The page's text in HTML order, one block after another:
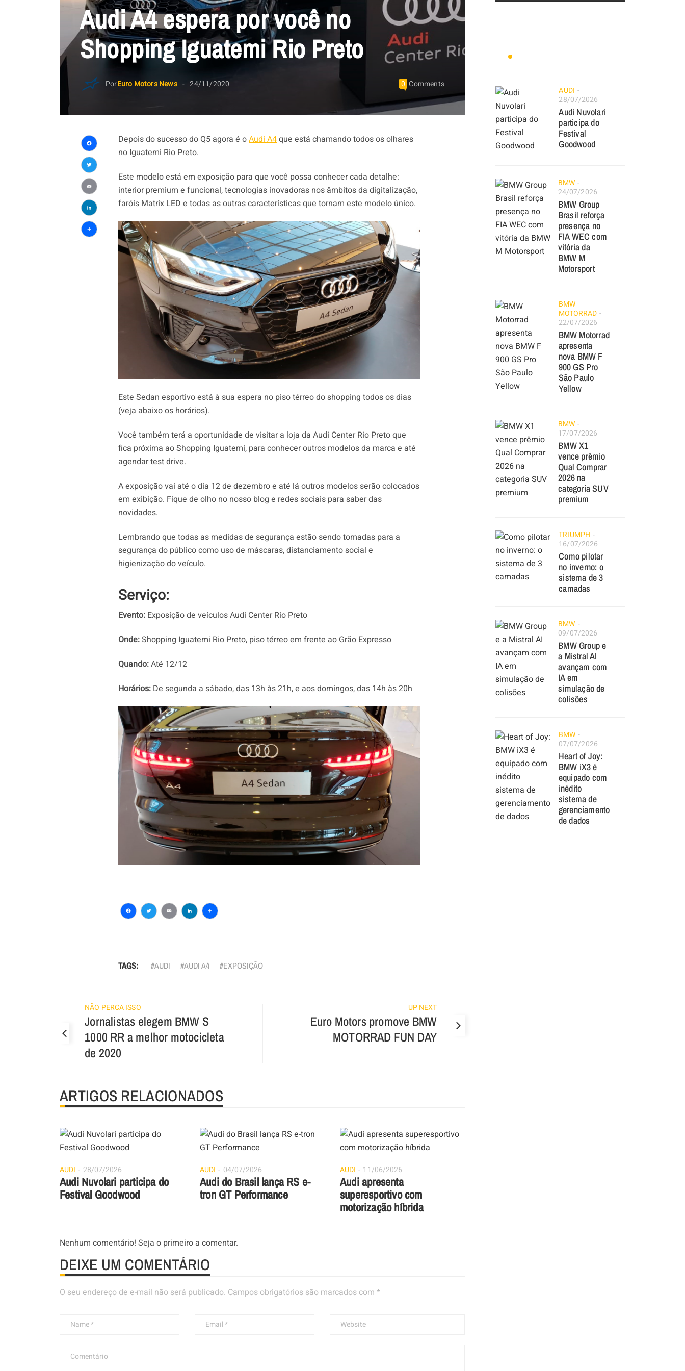
Audi A4 espera por você no
Shopping Iguatemi Rio Preto
PorEuro Motors News 24/11/2020 0 Comments
Facebook
Twitter
Email
LinkedIn
Share
Depois do sucesso do Q5 agora é oAudi A4que está chamando todos os olhares
no Iguatemi Rio Preto.
Este modelo está em exposição para que você possa conhecer cada detalhe:
interior premium e funcional, tecnologias inovadoras nos âmbitos da digitalização,
faróis Matrix LED e todas as outras características que tornam este modelo único.
Este Sedan esportivo está à sua espera no piso térreo do shopping todos os dias
(veja abaixo os horários).
Você também terá a oportunidade de visitar a loja da Audi Center Rio Preto que
fica próxima ao Shopping Iguatemi, para conhecer outros modelos da marca e até
agendar test drive.
A exposição vai até o dia 12 de dezembro e até lá outros modelos serão colocados
em exibição. Fique de olho no nosso blog e redes sociais para saber das
novidades.
Lembrando que todas as medidas de segurança estão sendo tomadas para a
segurança do público como uso de máscaras, distanciamento social e
higienização do veículo.
Serviço:
Evento: Exposição de veículos Audi Center Rio Preto
Onde:Shopping Iguatemi Rio Preto, piso térreo em frente ao Grão Expresso
Quando:Até 12/12
Horários: De segunda a sábado, das 13h às 21h, e aos domingos, das 14h às 20h
Facebook
Twitter
EmailLinkedIn
Share
TAGS: AUDI AUDI A4 EXPOSIÇÃO
NÃO PERCA ISSO
Jornalistas elegem BMW S
1000 RR a melhor motocicleta
de 2020
UP NEXT
Euro Motors promove BMW
MOTORRAD FUN DAY
ARTIGOS RELACIONADOS
AUDI 28/07/2026
Audi Nuvolari participa do
Festival Goodwood
AUDI 04/07/2026
Audi do Brasil lança RS e-
tron GT Performance
AUDI 11/06/2026
Audi apresenta
superesportivo com
motorização híbrida
Nenhum comentário! Seja o primeiro a comentar.
DEIXE UM COMENTÁRIO
O seu endereço de e-mail não será publicado. Campos obrigatórios são marcados com *
AUDI
28/07/2026
Audi Nuvolari
participa do
Festival
Goodwood
BMW
24/07/2026
BMW Group
Brasil reforça
presença no
FIA WEC com
vitória da
BMW M
Motorsport
BMW
MOTORRAD
22/07/2026
BMW Motorrad
apresenta
nova BMW F
900 GS Pro
São Paulo
Yellow
BMW
17/07/2026
BMW X1
vence prêmio
Qual Comprar
2026 na
categoria SUV
premium
TRIUMPH
16/07/2026
Como pilotar
no inverno: o
sistema de 3
camadas
BMW
09/07/2026
BMW Group e
a Mistral AI
avançam com
IA em
simulação de
colisões
BMW
07/07/2026
Heart of Joy:
BMW iX3 é
equipado com
inédito
sistema de
gerenciamento
de dados